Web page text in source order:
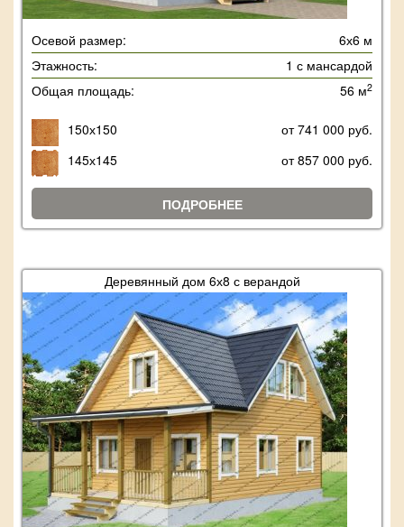
Осевой размер:
6х6 м
Этажность:
1 с мансардой
Общая площадь:
56 м2
150х150
от 741 000 руб.
145х145
от 857 000 руб.
ПОДРОБНЕЕ
Деревянный дом 6х8 с верандой